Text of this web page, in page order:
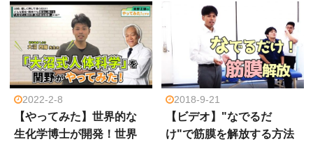
2022-2-8
【やってみた】世界的な
生化学博士が開発！世界
2018-9-21
【ビデオ】"なでるだ
け"で筋膜を解放する方法